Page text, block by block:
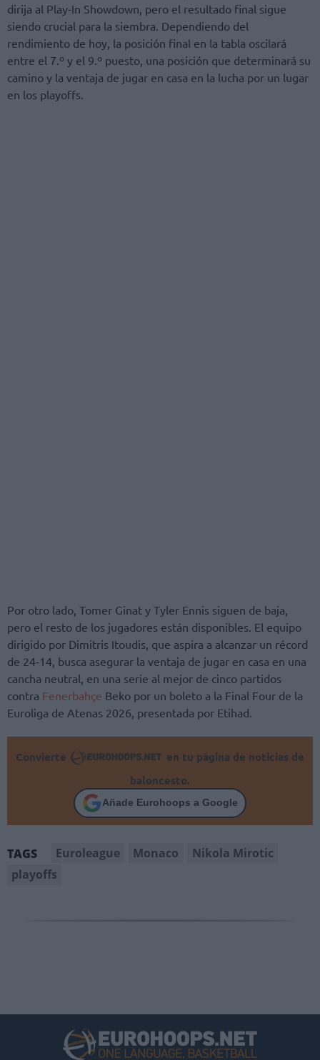
dirija al Play-In Showdown, pero el resultado final sigue
siendo crucial para la siembra. Dependiendo del
rendimiento de hoy, la posición final en la tabla oscilará
entre el 7.º y el 9.º puesto, una posición que determinará su
camino y la ventaja de jugar en casa en la lucha por un lugar
en los playoffs.
Por otro lado, Tomer Ginat y Tyler Ennis siguen de baja,
pero el resto de los jugadores están disponibles. El equipo
dirigido por Dimitris Itoudis, que aspira a alcanzar un récord
de 24-14, busca asegurar la ventaja de jugar en casa en una
cancha neutral, en una serie al mejor de cinco partidos
contra Fenerbahçe Beko por un boleto a la Final Four de la
Euroliga de Atenas 2026, presentada por Etihad.
Convierte
en tu página de noticias de
baloncesto.
Añade Eurohoops a Google
TAGS Euroleague Monaco
Nikola Mirotic
playoffs